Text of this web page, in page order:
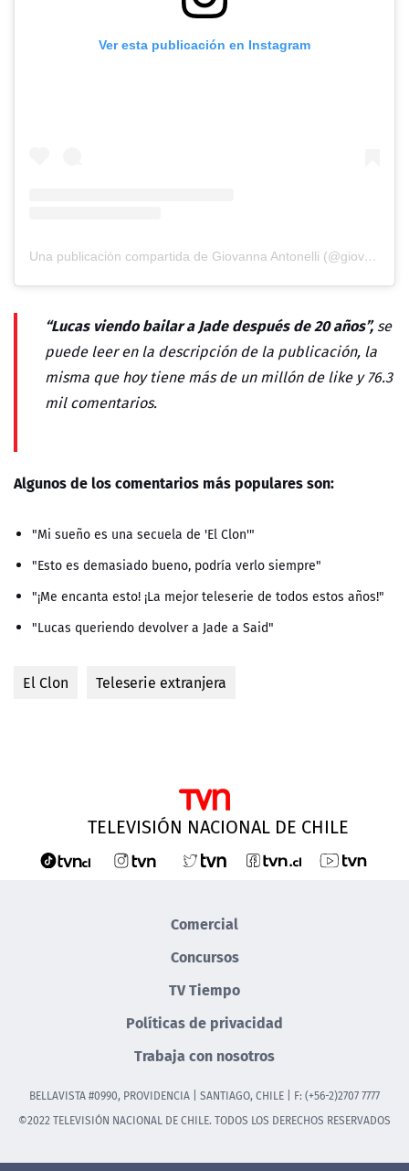
Ver esta publicación en Instagram
Una publicación compartida de Giovanna Antonelli (@giovannaantonelli)
“Lucas viendo bailar a Jade después de 20 años”,se
puede leer en la descripción de la publicación, la
misma que hoy tiene más de un millón de like y 76.3
mil comentarios.
Algunos de los comentarios más populares son:
"Mi sueño es una secuela de 'El Clon'"
"Esto es demasiado bueno, podría verlo siempre"
"¡Me encanta esto! ¡La mejor teleserie de todos estos años!"
"Lucas queriendo devolver a Jade a Said"
El Clon Teleserie extranjera
TELEVISIÓN NACIONAL DE CHILE
Comercial
Concursos
TV Tiempo
Políticas de privacidad
Trabaja con nosotros
BELLAVISTA #0990, PROVIDENCIA | SANTIAGO, CHILE | F: (+56-2)2707 7777
©2022 TELEVISIÓN NACIONAL DE CHILE. TODOS LOS DERECHOS RESERVADOS